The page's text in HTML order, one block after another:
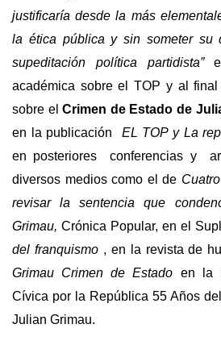
justificaría desde la más
la ética pública y sin someter su
supeditación política partidista”
académica sobre el TOP y al
sobre elCrimen de Estado de
en la publicación EL TOP y La
en posteriores conferencias y
diversos medios como el de
revisar la sentencia que
Grimau, Crónica Popular, en el
del franquismo, en la revista de
Grimau Crimen de Estado en la
Cívica por la República 55 Años
Julian Grimau.